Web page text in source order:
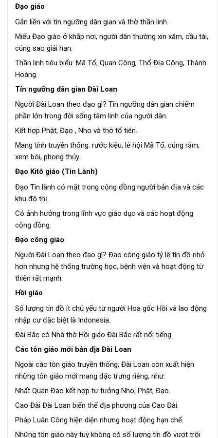
Đạo giáo
Gắn liền với tín ngưỡng dân gian và thờ thần linh.
Miếu Đạo giáo ở khắp nơi, người dân thường xin xăm, cầu tài,
cúng sao giải hạn.
Thần linh tiêu biểu: Mã Tổ, Quan Công, Thổ Địa Công, Thành
Hoàng.
Tín ngưỡng dân gian Đài Loan
Người Đài Loan theo đạo gì? Tín ngưỡng dân gian chiếm
phần lớn trong đời sống tâm linh của người dân.
Kết hợp Phật, Đạo , Nho và thờ tổ tiên.
Mang tính truyền thống: rước kiệu, lễ hội Mã Tổ, cúng rằm,
xem bói, phong thủy.
Đạo Kitô giáo (Tin Lành)
Đạo Tin lành có mặt trong cộng đồng người bản địa và các
khu đô thị.
Có ảnh hưởng trong lĩnh vực giáo dục và các hoạt động
cộng đồng.
Đạo công giáo
Người Đài Loan theo đạo gì? Đạo công giáo tỷ lệ tín đồ nhỏ
hơn nhưng hệ thống trường học, bệnh viện và hoạt động từ
thiện rất mạnh.
Hồi giáo
Số lượng tín đồ ít chủ yếu từ người Hoa gốc Hồi và lao động
nhập cư đặc biệt là Indonesia.
Đài Bắc có Nhà thờ Hồi giáo Đài Bắc rất nổi tiếng.
Các tôn giáo mới bản địa Đài Loan
Ngoài các tôn giáo truyền thống, Đài Loan còn xuất hiện
những tôn giáo mới mang đặc trưng riêng, như:
Nhất Quán Đạo kết hợp tư tưởng Nho, Phật, Đạo.
Cao Đài Đài Loan biến thể địa phương của Cao Đài.
Pháp Luân Công hiện diện nhưng hoạt động hạn chế.
Những tôn giáo này tuy không có số lượng tín đồ vượt trội